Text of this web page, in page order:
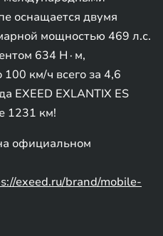
оснащается двумя
мощностью 469 л.с.
634 Н∙м,
100 км/ч всего за 4,6
EXEED EXLANTIX ES
1231 км!
официальном
exeed.ru/brand/mobile-